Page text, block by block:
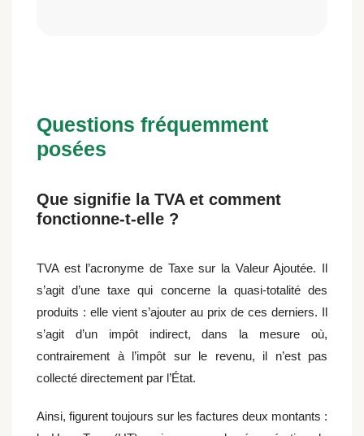
Questions fréquemment
posées
Que signifie la TVA et comment
fonctionne-t-elle ?
TVA est l’acronyme de Taxe sur la Valeur Ajoutée. Il
s’agit d’une taxe qui concerne la quasi-totalité des
produits : elle vient s’ajouter au prix de ces derniers. Il
s’agit d’un impôt indirect, dans la mesure où,
contrairement à l’impôt sur le revenu, il n’est pas
collecté directement par l’État.
Ainsi, figurent toujours sur les factures deux montants :